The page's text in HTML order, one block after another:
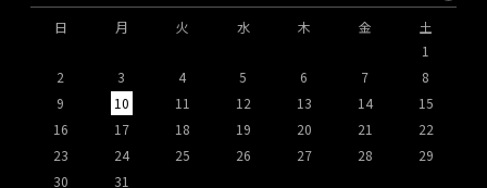
日 月 火 水 木 金
土
1
2
3 4 5 6 7
8
9
10 11 12 13 14
15
16
17 18 19 20 21
22
23
24 25 26 27 28
29
30
31